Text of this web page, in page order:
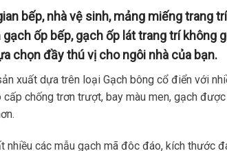
bếp, nhà vệ sinh, mảng miếng trang
ốp bếp, gạch ốp lát trang trí không
chọn đầy thú vị cho ngôi nhà của bạn.
xuất dựa trên loại Gạch bông cổ điển với
chống trơn trượt, bay màu men, gạch
nhiều các mẫu gạch mã đôc đáo, kích thước